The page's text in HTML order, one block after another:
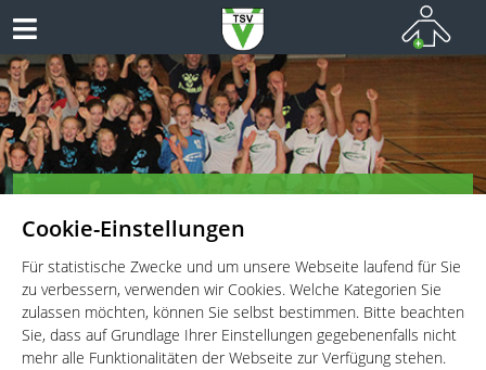
Cookie-Einstellungen
Für statistische Zwecke und um unsere Webseite laufend für Sie
zu verbessern, verwenden wir Cookies. Welche Kategorien Sie
zulassen möchten, können Sie selbst bestimmen. Bitte beachten
Sie, dass auf Grundlage Ihrer Einstellungen gegebenenfalls nicht
mehr alle Funktionalitäten der Webseite zur Verfügung stehen.
Handballern des TSV Vaterstetten!
Teamsport vom Allerfeinsten